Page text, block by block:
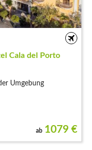
Cala del Porto
Umgebung
ab 1079 €